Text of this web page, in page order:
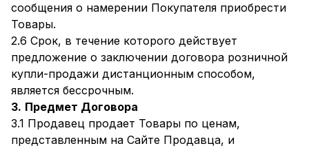
сообщения о намерении Покупателя приобрести
Товары.
2.6 Срок, в течение которого действует
предложение о заключении договора розничной
купли-продажи дистанционным способом,
является бессрочным.
3. Предмет Договора
3.1 Продавец продает Товары по ценам,
представленным на Сайте Продавца, и